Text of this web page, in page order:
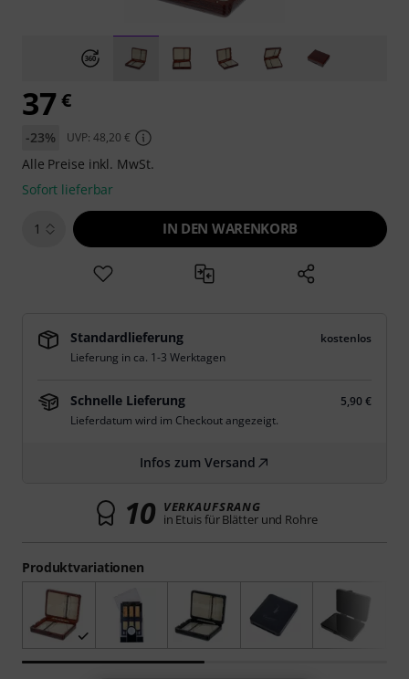
Produktvariationen
37€
-23% UVP: 48,20 €
Alle Preise inkl. MwSt.
Sofort lieferbar
1 IN DEN WARENKORB
Standardlieferung
kostenlos
Lieferung in ca. 1-3 Werktagen
Schnelle Lieferung
5,90 €
Lieferdatum wird im Checkout angezeigt.
Infos zum Versand
10 VERKAUFSRANG
in Etuis für Blätter und Rohre